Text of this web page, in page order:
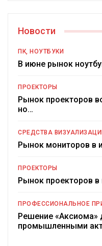
Новости
ПК, НОУТБУКИ
В июне рынок
ПРОЕКТОРЫ
Рынок проекторов
но…
СРЕДСТВА
Рынок мониторов в
ПРОЕКТОРЫ
Рынок проекторов
ПРОФЕССИОНАЛЬНОЕ
Решение «Аксиома»
промышленными